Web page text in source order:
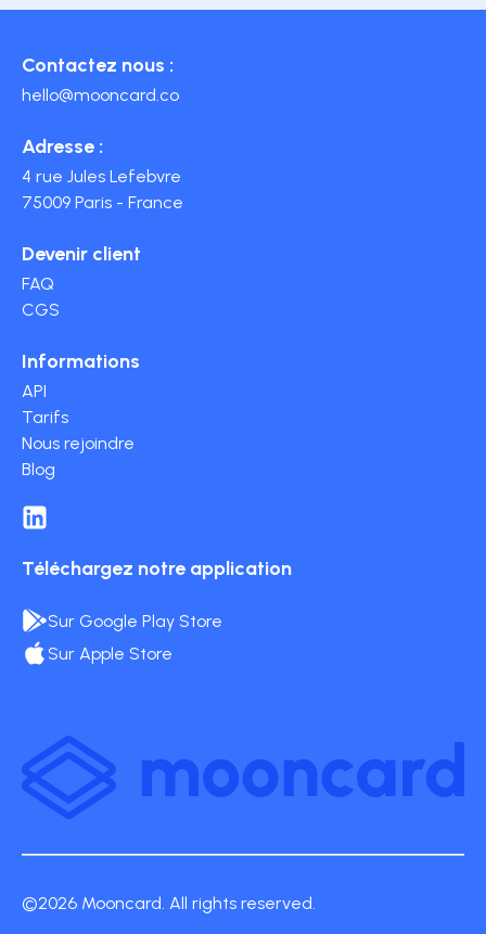
Contactez nous :
hello@mooncard.co
Adresse :
4 rue Jules Lefebvre
75009 Paris - France
Devenir client
FAQ
CGS
Informations
API
Tarifs
Nous rejoindre
Blog
Téléchargez notre application
Sur Google Play Store
Sur Apple Store
©2026 Mooncard. All rights reserved.